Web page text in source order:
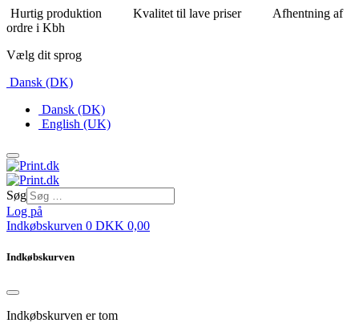
Hurtig produktion Kvalitet til lave priser
Afhentning af
ordre i Kbh
Vælg dit sprog
Dansk (DK)
Dansk (DK)
English (UK)
Søg
Log på
Indkøbskurven 0 DKK 0,00
Indkøbskurven
Indkøbskurven er tom